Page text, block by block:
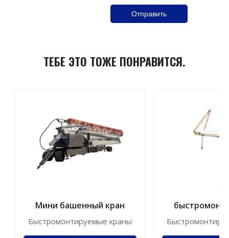
ТЕБЕ ЭТО ТОЖЕ ПОНРАВИТСЯ.
Мини башенный кран
Быстромонтируемые краны